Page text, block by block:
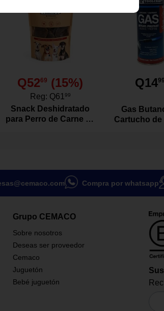
ajuste
uso diario
Q5269 (15%)
Reg: Q61 99
Snack Deshidratado
para Perro de Carne de
Q14
Gas
Cartucho de
Compra por whatsapp
Grupo CEMACO
Sobre nosotros
Deseas ser proveedor
Cemaco
Juguetón
Bebé juguetón